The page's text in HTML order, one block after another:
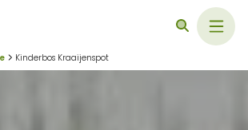
Kinderbos Kraaijenspot